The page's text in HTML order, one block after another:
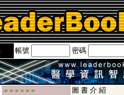
旅遊卡！！
帳號 密碼
-■ ■ ■ ■ ■ ■
圖 書 介 紹